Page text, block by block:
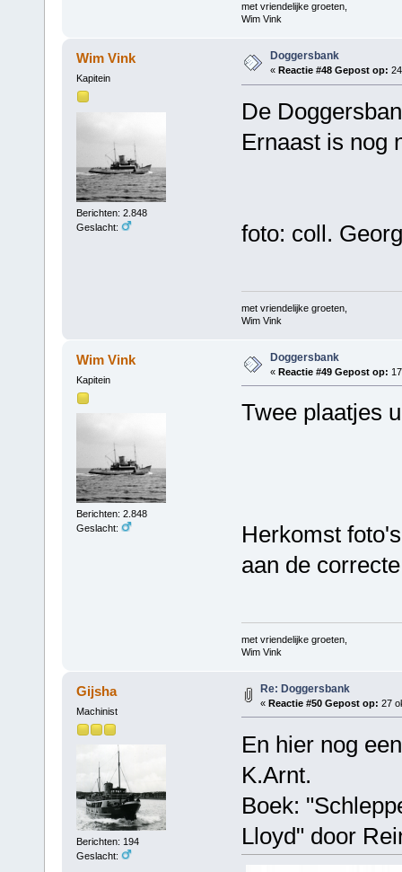
met vriendelijke groeten,
Wim Vink
Wim Vink
Kapitein
Berichten: 2.848
Geslacht:
Doggersbank
« Reactie #48 Gepost op:
De
Ernaast is nog
foto: coll.
met vriendelijke groeten,
Wim Vink
Wim Vink
Kapitein
Berichten: 2.848
Geslacht:
Doggersbank
« Reactie #49 Gepost op:
Twee plaatjes
Herkomst
aan de
met vriendelijke groeten,
Wim Vink
Gijsha
Machinist
Berichten: 194
Geslacht:
Re: Doggersbank
« Reactie #50 Gepost op: 27
En hier nog
K.Arnt.
Boek:
Lloyd" door